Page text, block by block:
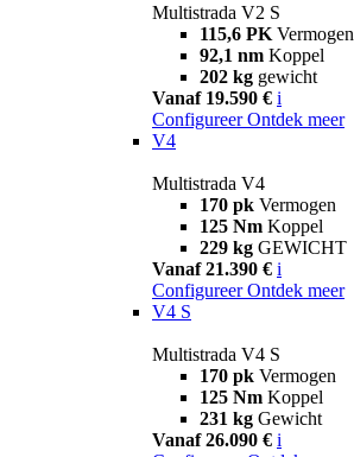
Multistrada V2 S
115,6 PK Vermogen
92,1 nm Koppel
202 kg gewicht
Vanaf 19.590 € i
Configureer Ontdek meer
V4
Multistrada V4
170 pk Vermogen
125 Nm Koppel
229 kg GEWICHT
Vanaf 21.390 € i
Configureer Ontdek meer
V4 S
Multistrada V4 S
170 pk Vermogen
125 Nm Koppel
231 kg Gewicht
Vanaf 26.090 € i